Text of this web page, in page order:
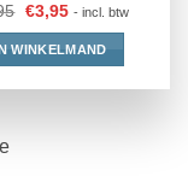
€3,95 - incl. btw
WINKELMAND